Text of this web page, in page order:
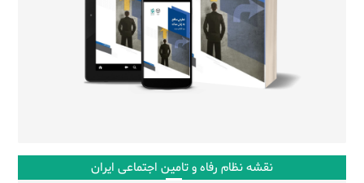
نقشه نظام رفاه و تامین اجتماعی ایران